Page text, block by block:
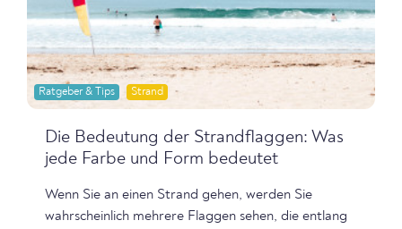
Ratgeber & Tips Strand
Die Bedeutung der Strandflaggen: Was
jede Farbe und Form bedeutet
Wenn Sie an einen Strand gehen, werden Sie
wahrscheinlich mehrere Flaggen sehen, die entlang